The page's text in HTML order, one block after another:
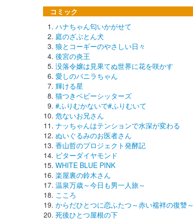
コミック
ハナちゃん匂いかがせて
庭のざぶとん犬
狼とコーギーのやさしい日々
後宮の炎王
没落令嬢は見果てぬ世界に花を咲かす
愛しのバニラちゃん
輝ける星
猫つきベビーシッターズ
#ふりむかないで#ふりむいて
危ないお兄さん
ナッちゃんはテンションで水深が変わる
ぬいぐるみのお医者さん
香山哲のプロジェクト発酵記
ビターダイヤモンド
WHITE BLUE PINK
楽屋裏の鈴木さん
温泉万歳～今日も男一人旅～
こころ
からだひとつに恋ふたつ～赤い襦袢の復讐～
死後ひとつ屋根の下